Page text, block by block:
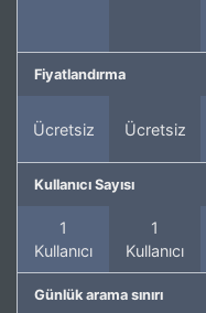
Fiyatlandırma
Ücretsiz Ücretsiz
Kullanıcı Sayısı
1
Kullanıcı
1
Kullanıcı
Günlük arama sınırı